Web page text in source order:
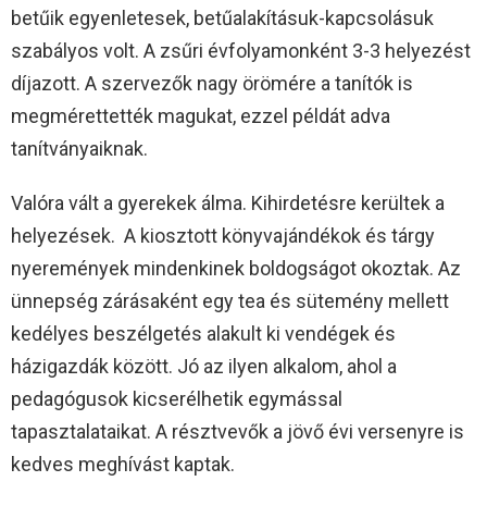
betűik egyenletesek, betűalakításuk-kapcsolásuk
szabályos volt. A zsűri évfolyamonként 3-3 helyezést
díjazott. A szervezők nagy örömére a tanítók is
megmérettették magukat, ezzel példát adva
tanítványaiknak.
Valóra vált a gyerekek álma. Kihirdetésre kerültek a
helyezések. A kiosztott könyvajándékok és tárgy
nyeremények mindenkinek boldogságot okoztak. Az
ünnepség zárásaként egy tea és sütemény mellett
kedélyes beszélgetés alakult ki vendégek és
házigazdák között. Jó az ilyen alkalom, ahol a
pedagógusok kicserélhetik egymással
tapasztalataikat. A résztvevők a jövő évi versenyre is
kedves meghívást kaptak.